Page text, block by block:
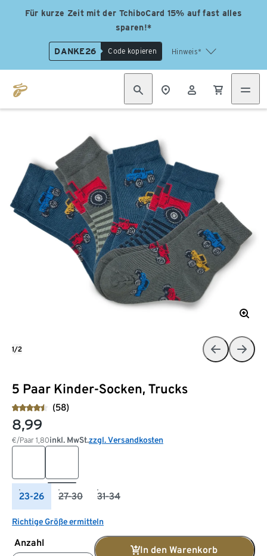
Für kurze Zeit mit der TchiboCard 15% auf fast alles
sparen!*
DANKE26 Code kopieren Hinweis*
5 Paar Kinder-Socken, Trucks
(58)
8,99
€/Paar 1,80inkl. MwSt.zzgl. Versandkosten
23-26 27-30 31-34
Richtige Größe ermitteln
Anzahl
In den Warenkorb
1/2